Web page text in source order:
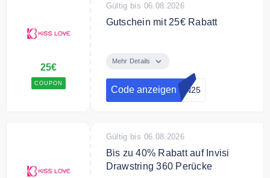
25€
COUPON
Gültig bis 06.08.2026
Gutschein mit 25€ Rabatt
Bedingungen
179€ MBW
Mehr Details
Code anzeigen AN25
Gültig bis 06.08.2026
Bis zu 40% Rabatt auf Invisi
Drawstring 360 Perücke